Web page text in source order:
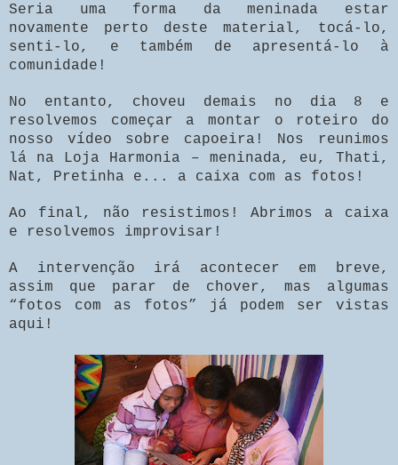
Seria uma forma da meninada estar
novamente perto deste material, tocá-lo,
senti-lo, e também de apresentá-lo à
comunidade!
No entanto, choveu demais no dia 8 e
resolvemos começar a montar o roteiro do
nosso vídeo sobre capoeira! Nos reunimos
lá na Loja Harmonia – meninada, eu, Thati,
Nat, Pretinha e... a caixa com as fotos!
Ao final, não resistimos! Abrimos a caixa
e resolvemos improvisar!
A intervenção irá acontecer em breve,
assim que parar de chover, mas algumas
“fotos com as fotos” já podem ser vistas
aqui!